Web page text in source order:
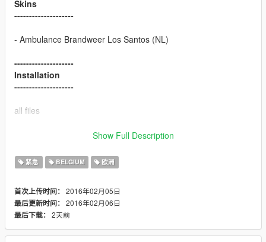
Skins
--------------------
- Ambulance Brandweer Los Santos (NL)
--------------------
Installation
--------------------
all files
INSTALL INTO FOLDER:
--------------------
--------------------
Model : ChrisR
GTAIV Author : BritishGamer88n
Edited Futher For IV : BritishGamer88
Show Full Description
紧急 BELGIUM 欧洲
首次上传时间： 2016年02月05日
最后更新时间： 2016年02月06日
最后下载： 2天前